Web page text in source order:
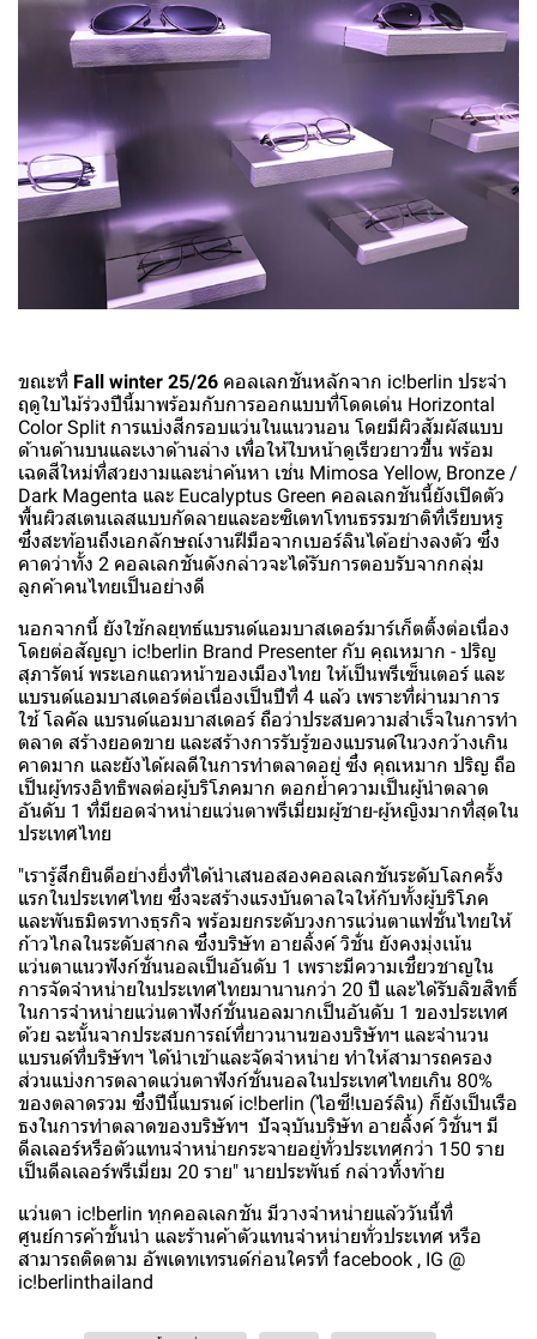
ขณะที่ Fall winter 25/26 คอลเลกชันหลักจาก ic!berlin ประจำ
ฤดูใบไม้ร่วงปีนี้มาพร้อมกับการออกแบบที่โดดเด่น Horizontal
Color Split การแบ่งสีกรอบแว่นในแนวนอน โดยมีผิวสัมผัสแบบ
ด้านด้านบนและเงาด้านล่าง เพื่อให้ใบหน้าดูเรียวยาวขึ้น พร้อม
เฉดสีใหม่ที่สวยงามและน่าค้นหา เช่น Mimosa Yellow, Bronze /
Dark Magenta และ Eucalyptus Green คอลเลกชันนี้ยังเปิดตัว
พื้นผิวสเตนเลสแบบกัดลายและอะซิเตทโทนธรรมชาติที่เรียบหรู
ซึ่งสะท้อนถึงเอกลักษณ์งานฝีมือจากเบอร์ลินได้อย่างลงตัว ซึ่ง
คาดว่าทั้ง 2 คอลเลกชันดังกล่าวจะได้รับการตอบรับจากกลุ่ม
ลูกค้าคนไทยเป็นอย่างดี
นอกจากนี้ ยังใช้กลยุทธ์แบรนด์แอมบาสเดอร์มาร์เก็ตติ้งต่อเนื่อง
โดยต่อสัญญา ic!berlin Brand Presenter กับ คุณหมาก - ปริญ
สุภารัตน์ พระเอกแถวหน้าของเมืองไทย ให้เป็นพรีเซ็นเตอร์ และ
แบรนด์แอมบาสเดอร์ต่อเนื่องเป็นปีที่ 4 แล้ว เพราะที่ผ่านมาการ
ใช้ โลคัล แบรนด์แอมบาสเดอร์ ถือว่าประสบความสำเร็จในการทำ
ตลาด สร้างยอดขาย และสร้างการรับรู้ของแบรนด์ในวงกว้างเกิน
คาดมาก และยังได้ผลดีในการทำตลาดอยู่ ซึ่ง คุณหมาก ปริญ ถือ
เป็นผู้ทรงอิทธิพลต่อผู้บริโภคมาก ตอกย้ำความเป็นผู้นำตลาด
อันดับ 1 ที่มียอดจำหน่ายแว่นตาพรีเมี่ยมผู้ชาย-ผู้หญิงมากที่สุดใน
ประเทศไทย
"เรารู้สึกยินดีอย่างยิ่งที่ได้นำเสนอสองคอลเลกชันระดับโลกครั้ง
แรกในประเทศไทย ซึ่งจะสร้างแรงบันดาลใจให้กับทั้งผู้บริโภค
และพันธมิตรทางธุรกิจ พร้อมยกระดับวงการแว่นตาแฟชั่นไทยให้
ก้าวไกลในระดับสากล ซึ่งบริษัท อายลิ้งค์ วิชั่น ยังคงมุ่งเน้น
แว่นตาแนวฟังก์ชั่นนอลเป็นอันดับ 1 เพราะมีความเชี่ยวชาญใน
การจัดจำหน่ายในประเทศไทยมานานกว่า 20 ปี และได้รับลิขสิทธิ์
ในการจำหน่ายแว่นตาฟังก์ชั่นนอลมากเป็นอันดับ 1 ของประเทศ
ด้วย ฉะนั้นจากประสบการณ์ที่ยาวนานของบริษัทฯ และจำนวน
แบรนด์ที่บริษัทฯ ได้นำเข้าและจัดจำหน่าย ทำให้สามารถครอง
ส่วนแบ่งการตลาดแว่นตาฟังก์ชั่นนอลในประเทศไทยเกิน 80%
ของตลาดรวม ซึ่งปีนี้แบรนด์ ic!berlin (ไอซี!เบอร์ลิน) ก็ยังเป็นเรือ
ธงในการทำตลาดของบริษัทฯ ปัจจุบันบริษัท อายลิ้งค์ วิชั่นฯ มี
ดีลเลอร์หรือตัวแทนจำหน่ายกระจายอยู่ทั่วประเทศกว่า 150 ราย
เป็นดีลเลอร์พรีเมี่ยม 20 ราย" นายประพันธ์ กล่าวทิ้งท้าย
แว่นตา ic!berlin ทุกคอลเลกชัน มีวางจำหน่ายแล้ววันนี้ที่
ศูนย์การค้าชั้นนำ และร้านค้าตัวแทนจำหน่ายทั่วประเทศ หรือ
สามารถติดตาม อัพเดทเทรนด์ก่อนใครที่ facebook , IG @
ic!berlinthailand